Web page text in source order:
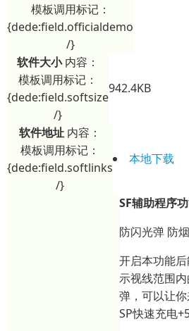
模板调用标记：
{dede:field.officialdemo
/}
软件大小内容：
模板调用标记：
{dede:field.softsize
/}
942.4KB
软件地址 内容：
模板调用标记：
{dede:field.softlinks
/}
本地下载
SF辅助程序
防闪光弹 防
开启本功能
示视线范围
弹，可以让你
SP快速充电